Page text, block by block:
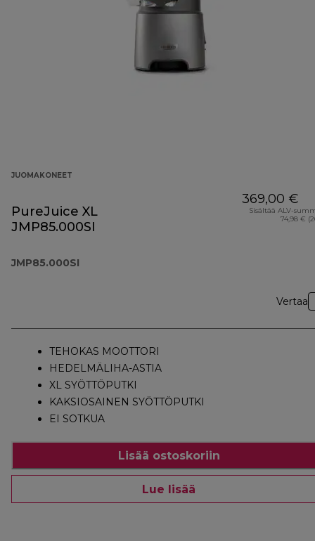
JUOMAKONEET
PureJuice XL
JMP85.000SI
JMP85.000SI
369,00 €
Sisältää ALV-
74,98 €
Vertaa
TEHOKAS MOOTTORI
HEDELMÄLIHA-ASTIA
XL SYÖTTÖPUTKI
KAKSIOSAINEN SYÖTTÖPUTKI
EI SOTKUA
Lisää ostoskoriin
Lue lisää